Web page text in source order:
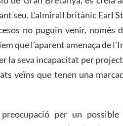
seu. L’almirall britànic Earl
no puguin venir, només
que l’aparent amenaça de
la seva incapacitat per
veïns que tenen una
preocupació per un